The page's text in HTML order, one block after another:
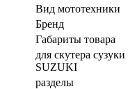
Вид мототехники
Бренд
Габариты товара
для скутера сузуки
SUZUKI
разделы